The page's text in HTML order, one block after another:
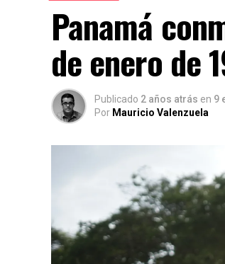
Panamá
de enero de
Publicado 2 años atrás en 9
Por Mauricio Valenzuela